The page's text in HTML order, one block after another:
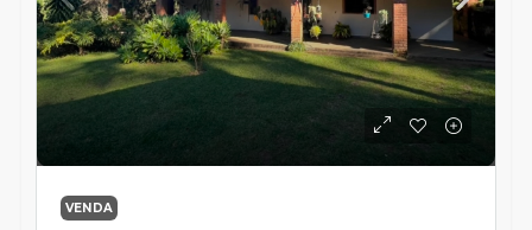
VENDA